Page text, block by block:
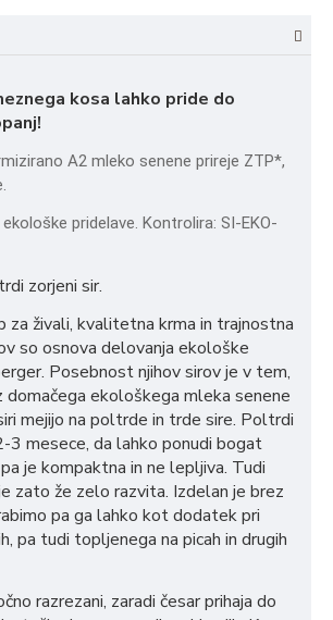
kosa lahko pride do
A2 mleko senene prireje ZTP*,
pridelave. Kontrolira: SI-EKO-
zorjeni sir.
za živali, kvalitetna krma in trajnostna
so osnova delovanja ekološke
Posebnost njihov sirov je v tem,
domačega ekološkega mleka senene
mejijo na poltrde in trde sire. Poltrdi
3 mesece, da lahko ponudi bogat
je kompaktna in ne lepljiva. Tudi
zato že zelo razvita. Izdelan je brez
pa ga lahko kot dodatek pri
pa tudi topljenega na picah in drugih
razrezani, zaradi česar prihaja do